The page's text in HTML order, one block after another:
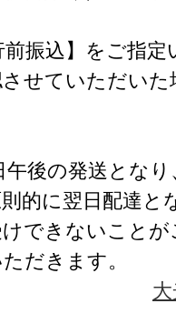
振込】をご指定
せていただいた
後の発送となり
的に翌日配達と
できないこと
だきます。